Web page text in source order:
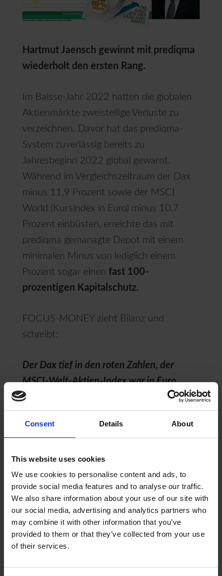
Consent Details About
This website uses cookies
We use cookies to personalise content and ads, to
provide social media features and to analyse our traffic.
We also share information about your use of our site with
our social media, advertising and analytics partners who
may combine it with other information that you’ve
provided to them or that they’ve collected from your use
of their services.
Hartmut Jaensch gewinnt mit prediqma
wiederholt den ersten Rang.
Im Baisse-Jahr 2022 hatten die globalen
Aktienmärkte zweistellige Verluste zu
verzeichnen. Davor hat das prediqma-
System zuverlässig bereits zu
Jahresbeginn 2022 global gewarnt.
Während im Vergleichszeitraum der Dax
minus 11,9 Prozent sowie der MSCI
World (Kursindex in Euro) minus 10,7
Prozent einbüsten, erreichte das mit
prediqma gemanagte Depot mit einem
minimalen Minus von lediglich einem
Prozent sogar einen fast 100-
prozentigen Kapitalschutz.
FOCUS-MONEY zieht Bilanz und
schreibt:
Der Dax tief in den roten Zahlen, der
MSCI-Welt-Aktien-Index war in Euro
sogar noch etwas schwächer. […] Hartmut
Jaensch erreichte nahezu Kapitalerhalt.
Wertschätzung, wir freuen uns sehr
darüber!
Erfreulich ist zudem, dass die Ergebnisse,
die von Hartmut Jaensch bei der FOCUS-
MONEY Profi-Musterdepot-Initiative
Schutzfunktion des prediqma-